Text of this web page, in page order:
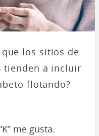
que los sitios de
tienden a incluir
flotando?
me gusta.